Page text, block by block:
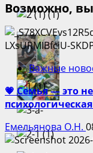
Возможно,
Важные
💗 Семья — это
Емельянова О.Н.